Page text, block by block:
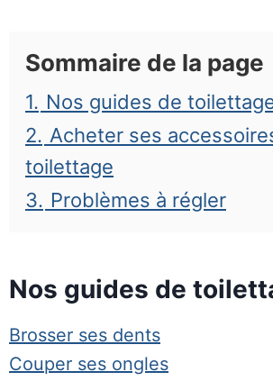
Sommaire de la page
1. Nos guides de
2. Acheter ses
toilettage
3. Problèmes à régler
Nos guides de
Brosser ses dents
Couper ses ongles